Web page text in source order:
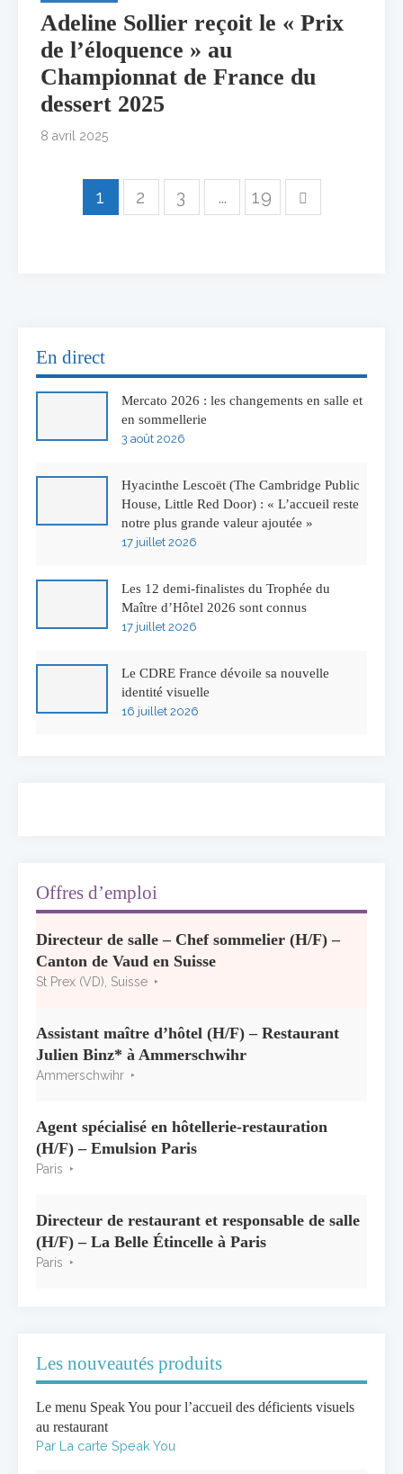
Adeline Sollier reçoit le « Prix
de l’éloquence » au
Championnat de France du
dessert 2025
8 avril 2025
1 2 3 … 19
En direct
Mercato 2026 : les changements en salle et
en sommellerie
3 août 2026
Hyacinthe Lescoët (The Cambridge Public
House, Little Red Door) : « L’accueil reste
notre plus grande valeur ajoutée »
17 juillet 2026
Les 12 demi-finalistes du Trophée du
Maître d’Hôtel 2026 sont connus
17 juillet 2026
Le CDRE France dévoile sa nouvelle
identité visuelle
16 juillet 2026
sélection consacrée à la Bourgogne
7 juillet 2026
40 ans chez Georges Blanc
3 juillet 2026
Offres d’emploi
Directeur de salle – Chef sommelier (H/F) –
Canton de Vaud en Suisse
St Prex (VD), Suisse
Assistant maître d’hôtel (H/F) – Restaurant
Julien Binz* à Ammerschwihr
Ammerschwihr
Agent spécialisé en hôtellerie-restauration
(H/F) – Emulsion Paris
Paris
Directeur de restaurant et responsable de salle
(H/F) – La Belle Étincelle à Paris
Paris
Les nouveautés produits
Le menu Speak You pour l’accueil des déficients visuels
au restaurant
Par La carte Speak You